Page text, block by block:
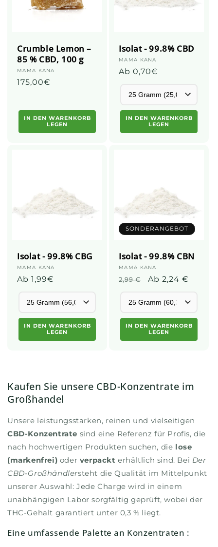
Crumble Lemon –
85 % CBD, 100 g
Anbieter:
MAMA KANA
Üblicher
175,00€
IN DEN WARENKORB
LEGEN
Isolat - 99.8% CBD
Anbieter:
MAMA KANA
Üblicher
Ab 0,70€
IN DEN WARENKORB
LEGEN
Isolat - 99.8% CBG
Anbieter:
MAMA KANA
Üblicher
Ab 1,99€
IN DEN WARENKORB
LEGEN
SONDERANGEBOT
Isolat - 99.8% CBN
Anbieter:
MAMA KANA
Normalpreis
2,99 € Aktionspreis
Ab 2,24 €
IN DEN WARENKORB
LEGEN
Kaufen Sie unsere CBD-Konzentrate im
Großhandel
Unsere leistungsstarken, reinen und vielseitigen
CBD-Konzentrate sind eine Referenz für Profis, die
nach hochwertigen Produkten suchen, die lose
(markenfrei) oder verpackt erhältlich sind. Bei Der
CBD-Großhändlersteht die Qualität im Mittelpunkt
unserer Auswahl: Jede Charge wird in einem
unabhängigen Labor sorgfältig geprüft, wobei der
THC-Gehalt garantiert unter 0,3 % liegt.
Eine umfassende Palette an Konzentraten :